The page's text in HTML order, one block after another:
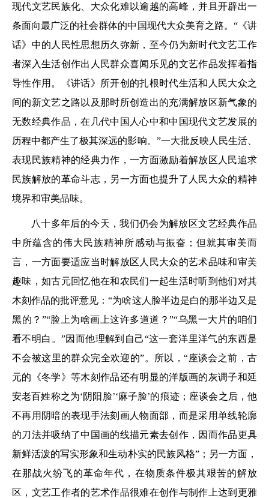
现代文艺民族化、大众化难以逾越的高峰，并且开辟出一
条面向最广泛的社会群体的中国现代大众美育之路。“《讲
话》中的人民性思想历久弥新，至今仍为新时代文艺工作
者深入生活创作出人民群众喜闻乐见的文艺作品发挥着指
导性作用。《讲话》所开创的扎根时代生活和人民大众之
间的新文艺之路以及那时所创造出的充满解放区新气象的
无数经典作品，在几代中国人心中和中国现代文艺发展的
历程中都产生了极其深远的影响。”一大批反映人民生活、
表现民族精神的经典力作，一方面激励着解放区人民追求
民族解放的革命斗志，另一方面也提升了人民大众的精神
境界和审美品味。
八十多年后的今天，我们仍会为解放区文艺经典作品
中所蕴含的伟大民族精神所感动与振奋；但就其审美而
言，一方面要适应当时解放区人民大众的艺术品味和审美
趣味，如古元回忆他在和农民们一起生活时听到他们对其
木刻作品的批评意见：“为啥这人脸半边是白的那半边又是
黑的？”“脸上为啥画上这许多道道？”“乌黑一大片的咱们
看不明白。”因而他理解到自己“这一套洋里洋气的东西是
不会被这里的群众完全欢迎的”。所以，“座谈会之前，古
元的《冬学》等木刻作品还有明显的洋版画的灰调子和延
安老百姓称之为‘阴阳脸’‘麻子脸’的痕迹；座谈会之后，他
不再用阴暗的表现手法刻画人物面部，而是采用单线轮廓
的刀法并吸纳了中国画的线描元素去创作，因而作品更具
新鲜活泼的写实形象和生动朴实的民族风格”；另一方面，
在那战火纷飞的革命年代，在物质条件极其艰苦的解放
区，文艺工作者的艺术作品很难在创作与制作上达到更雅